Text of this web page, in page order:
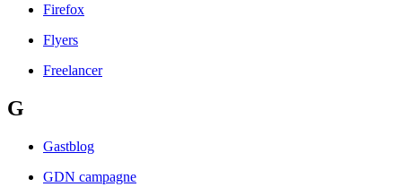
Firefox
Flyers
Freelancer
G
Gastblog
GDN campagne